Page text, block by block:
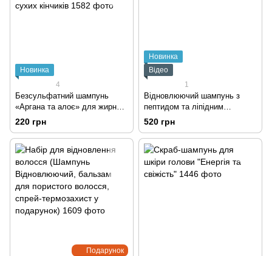
Новинка
4
Безсульфатний шампунь
«Аргана та алоє» для жирної
шкіри голови та сухих кінчиків
220 грн
Новинка
Відео
1
Відновлюючий шампунь з
пептидом та ліпідним
комплексом
520 грн
Подарунок